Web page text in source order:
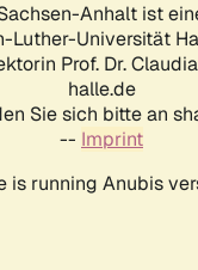
Anhalt ist
Luther-Universität
Prof. Dr.
halle.de
Sie sich bitte an
-- Imprint
is running Anubis